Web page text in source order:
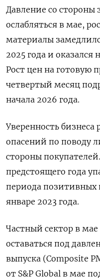
Давление со стороны
ослабляться в мае,
материалы
2025 года и оказался
Рост цен на готовую
четвертый месяц
начала 2026 года.
Уверенность бизнеса
опасений по поводу
стороны
предстоящего года
периода позитивных
январе ⁠2023 года.
Частный сектор в
оставаться под
выпуска (Composite
от S&P Global в ‌мае